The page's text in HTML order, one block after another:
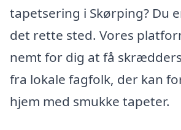
tapetsering i Skørping? Du
det rette sted. Vores
nemt for dig at få
fra lokale fagfolk, der kan
hjem med smukke tapeter.